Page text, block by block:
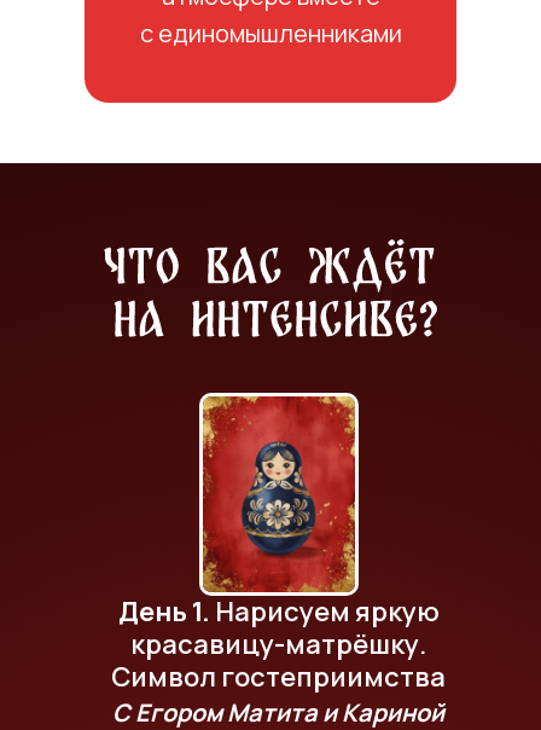
с единомышленниками
День 1. Нарисуем яркую
красавицу-матрёшку.
Символ гостеприимства
С Егором Матита и Кариной